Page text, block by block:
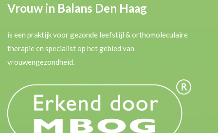
Vrouw in Balans Den Haag
is een praktijk voor gezonde leefstijl & orthomoleculaire
therapie en specialist op het gebied van
vrouwengezondheid.